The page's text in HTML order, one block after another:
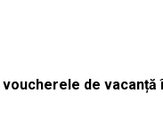
voucherele de